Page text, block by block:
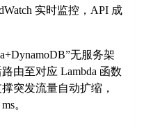
实时监控，API 成
”无服务架
由至对应 Lambda 函数
突发流量自动扩缩，
。